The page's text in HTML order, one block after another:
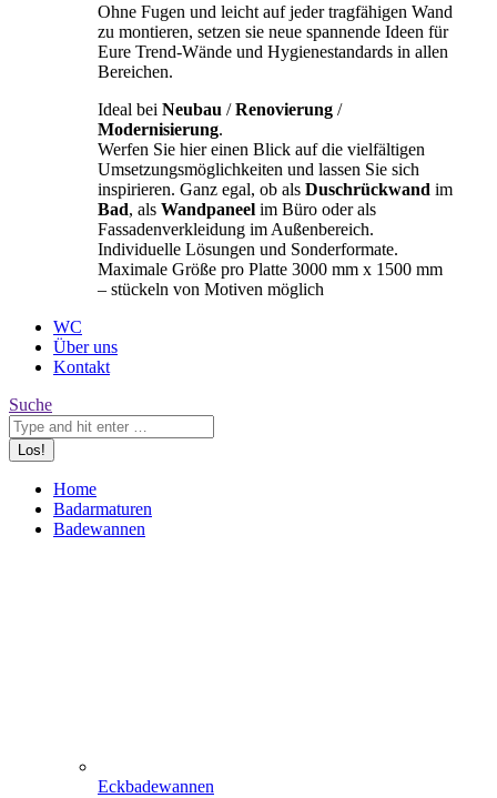
Ohne Fugen und leicht auf jeder tragfähigen Wand
zu montieren, setzen sie neue spannende Ideen für
Eure Trend-Wände und Hygienestandards in allen
Bereichen.
Ideal bei Neubau /Renovierung /
Modernisierung.
Werfen Sie hier einen Blick auf die vielfältigen
Umsetzungsmöglichkeiten und lassen Sie sich
inspirieren. Ganz egal, ob als Duschrückwand im
Bad, als Wandpaneel im Büro oder als
Fassadenverkleidung im Außenbereich.
Individuelle Lösungen und Sonderformate.
Maximale Größe pro Platte 3000 mm x 1500 mm
– stückeln von Motiven möglich
WC
Über uns
Kontakt
Search:
Suche
Home
Badarmaturen
Badewannen
Eckbadewannen